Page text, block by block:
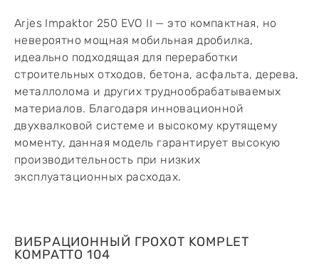
Arjes Impaktor 250 EVO II — это компактная, но
невероятно мощная мобильная дробилка,
идеально подходящая для переработки
строительных отходов, бетона, асфальта, дерева,
металлолома и других труднообрабатываемых
материалов. Благодаря инновационной
двухвалковой системе и высокому крутящему
моменту, данная модель гарантирует высокую
производительность при низких
эксплуатационных расходах.
ВИБРАЦИОННЫЙ ГРОХОТ KOMPLET
KOMPATTO 104